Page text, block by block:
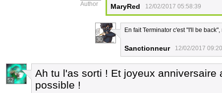
Author MaryRed 12/02/2017 05:58:39
30
En fait Terminator c'est "I'll be
Sanctionneur 12/02/2017
52
Ah tu l'as sorti ! Et joyeux
possible !